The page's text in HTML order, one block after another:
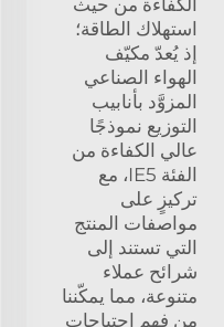
استهلاك الطاقة؛
إذ يُعدّ مكيّف
الهواء الصناعي
المزوَّد بأنابيب
التوزيع نموذجًا
عالي الكفاءة من
الفئة IE5، مع
تركيزٍ على
مواصفات المنتج
التي تستند إلى
شرائح عملاء
متنوعة، مما يمكّننا
من فهم احتياجات